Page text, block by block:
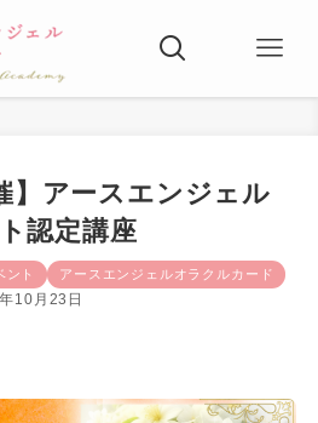
】アースエンジェル
認定講座
ント アースエンジェルオラクルカード
10月23日